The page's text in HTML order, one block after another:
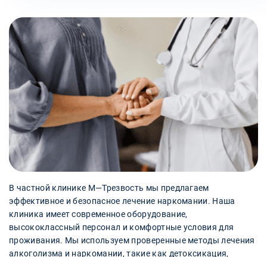
В частной клинике М—Трезвость мы предлагаем
эффективное и безопасное лечение наркомании. Наша
клиника имеет современное оборудование,
высококлассный персонал и комфортные условия для
проживания. Мы используем проверенные методы лечения
алкоголизма и наркомании, такие как детоксикация,